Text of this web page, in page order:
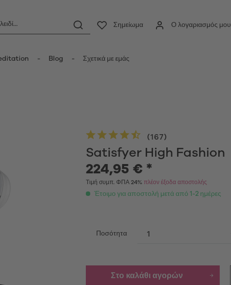
Σημείωμα Ο λογαριασμός μου
Blog Σχετικά με εμάς
Satisfyer High Fashion
(167)
224,95 € *
Τιμή συμπ. ΦΠΑ 24%πλέον έξοδα αποστολής
Έτοιμο για αποστολή μετά από 1-2 ημέρες
Ποσότητα
Στο καλάθι αγορών